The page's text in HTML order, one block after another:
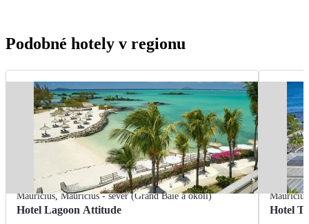
Podobné hotely v regionu
Mauricius,Mauricius - sever (Grand Baie a okolí)
Hotel Lagoon Attitude
Mauricius
Hotel